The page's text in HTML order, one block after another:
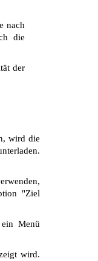
nach
die
der
wird die
"Ziel
Menü
wird.